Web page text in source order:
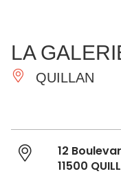
IMPRESCINDIBLES
LA
QUILLAN
12
11500